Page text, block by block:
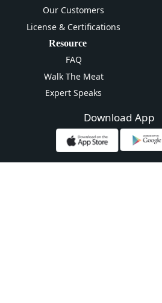
Our Customers
License & Certifications
Resource
FAQ
Walk The Meat
Expert Speaks
Download App